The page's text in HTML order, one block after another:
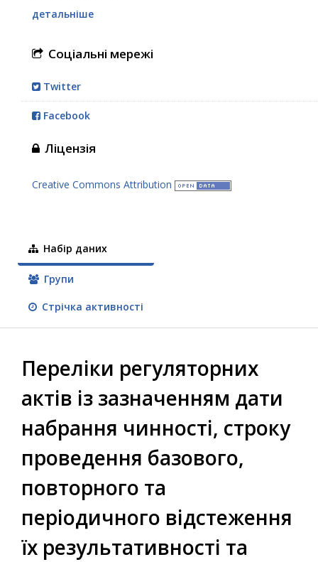
детальніше
Соціальні мережі
Twitter
Facebook
Ліцензія
Creative Commons Attribution
Набір даних
Групи
Стрічка активності
Переліки регуляторних
актів із зазначенням дати
набрання чинності, строку
проведення базового,
повторного та
періодичного відстеження
їх результативності та